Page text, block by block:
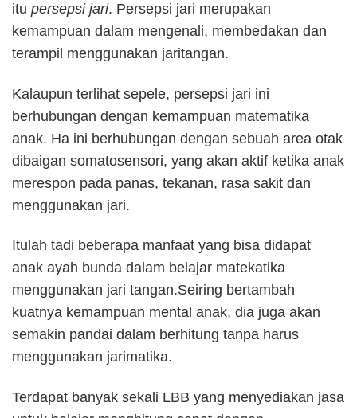
itu persepsi jari. Persepsi jari merupakan
kemampuan dalam mengenali, membedakan dan
terampil menggunakan jaritangan.
Kalaupun terlihat sepele, persepsi jari ini
berhubungan dengan kemampuan matematika
anak. Ha ini berhubungan dengan sebuah area otak
dibaigan somatosensori, yang akan aktif ketika anak
merespon pada panas, tekanan, rasa sakit dan
menggunakan jari.
Itulah tadi beberapa manfaat yang bisa didapat
anak ayah bunda dalam belajar matekatika
menggunakan jari tangan.Seiring bertambah
kuatnya kemampuan mental anak, dia juga akan
semakin pandai dalam berhitung tanpa harus
menggunakan jarimatika.
Terdapat banyak sekali LBB yang menyediakan jasa